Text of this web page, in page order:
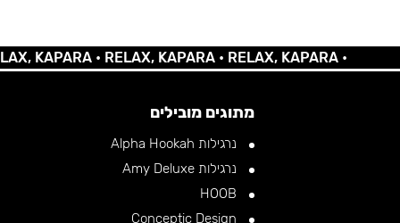
•RELAX, KAPARA •RELAX, KAPARA •
מתוגים מובילים
נרגילות Alpha Hookah
נרגילות Amy Deluxe